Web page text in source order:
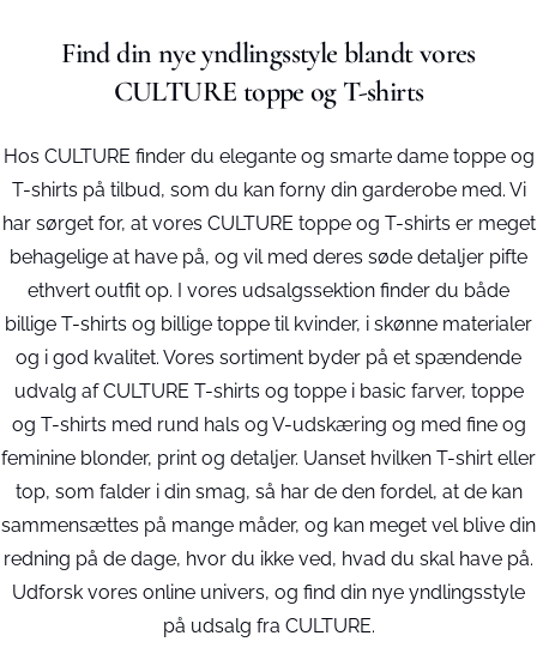
Find din nye yndlingsstyle blandt vores
CULTURE toppe og T-shirts
Hos CULTURE finder du elegante og smarte dame toppe og
T-shirts på tilbud, som du kan forny din garderobe med. Vi
har sørget for, at vores CULTURE toppe og T-shirts er meget
behagelige at have på, og vil med deres søde detaljer pifte
ethvert outfit op. I vores udsalgssektion finder du både
billige T-shirts og billige toppe til kvinder, i skønne materialer
og i god kvalitet. Vores sortiment byder på et spændende
udvalg af CULTURE T-shirts og toppe i basic farver, toppe
og T-shirts med rund hals og V-udskæring og med fine og
feminine blonder, print og detaljer. Uanset hvilken T-shirt eller
top, som falder i din smag, så har de den fordel, at de kan
sammensættes på mange måder, og kan meget vel blive din
redning på de dage, hvor du ikke ved, hvad du skal have på.
Udforsk vores online univers, og find din nye yndlingsstyle
på udsalg fra CULTURE.